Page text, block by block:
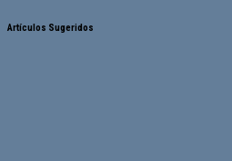
Artículos Sugeridos